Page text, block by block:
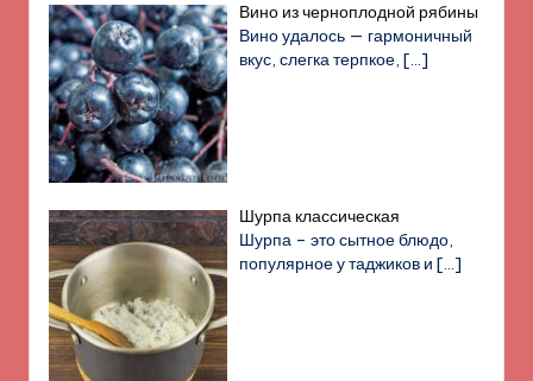
Вино из черноплодной рябины
Вино удалось — гармоничный
вкус, слегка терпкое,[…]
Шурпа классическая
Шурпа – это сытное блюдо,
популярное у таджиков и[…]